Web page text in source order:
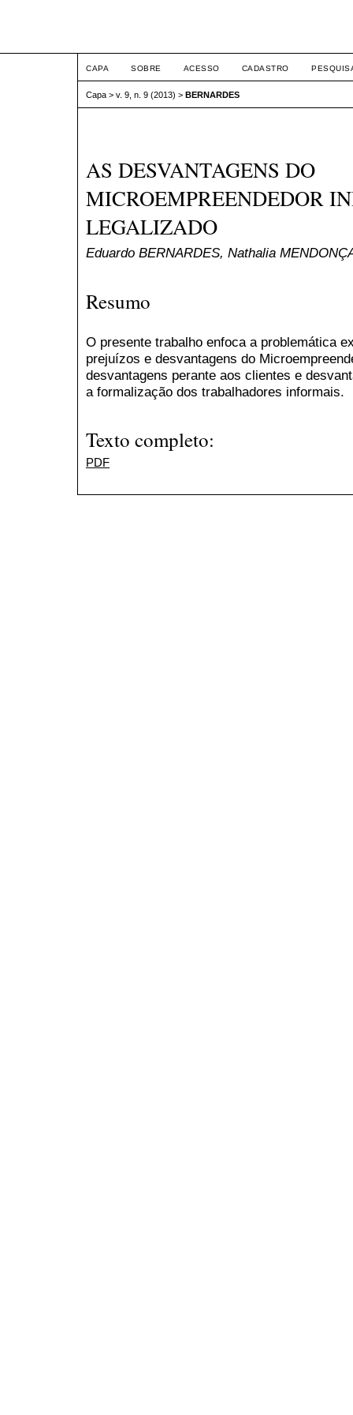
CAPA SOBRE ACESSO CADASTRO
Capa > v. 9, n. 9 (2013) > BERNARDES
AS DESVANTAGENS DO
MICROEMPREENDEDOR
LEGALIZADO
Eduardo BERNARDES, Nathalia
Resumo
O presente trabalho enfoca a problemática
prejuízos e desvantagens do
desvantagens perante aos clientes e
a formalização dos trabalhadores informais.
Texto completo:
PDF